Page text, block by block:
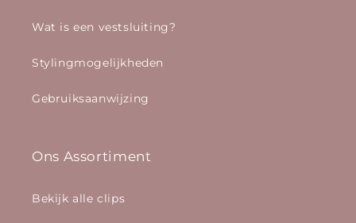
Wat is een vestsluiting?
Stylingmogelijkheden
Gebruiksaanwijzing
Ons Assortiment
Bekijk alle clips